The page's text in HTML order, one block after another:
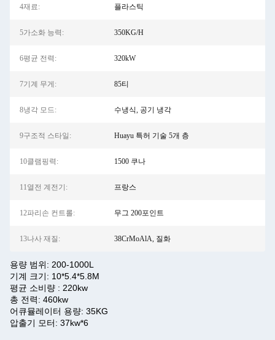
4재료: 플라스틱
5가소화 능력: 350KG/H
6평균 전력: 320kW
7기계 무게: 85티
8냉각 모드: 수냉식, 공기 냉각
9구조적 스타일: Huayu 특허 기술 5개 층
10클램핑력: 1500 쿠나
11열전 계전기: 프랑스
12파리손 컨트롤: 무그 200포인트
13나사 재질: 38CrMoAlA, 질화
용량 범위: 200-1000L
기계 크기: 10*5.4*5.8M
평균 소비량 : 220kw
총 전력: 460kw
어큐뮬레이터 용량: 35KG
압출기 모터: 37kw*6